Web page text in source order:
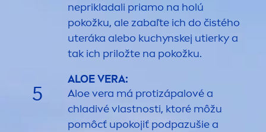
neprikladali priamo na holú
pokožku, ale zabaľte ich do čistého
uteráka alebo kuchynskej utierky a
tak ich priložte na pokožku.
5
ALOE VERA:
Aloe vera má protizápalové a
chladivé vlastnosti, ktoré môžu
pomôcť upokojiť podpazušie a